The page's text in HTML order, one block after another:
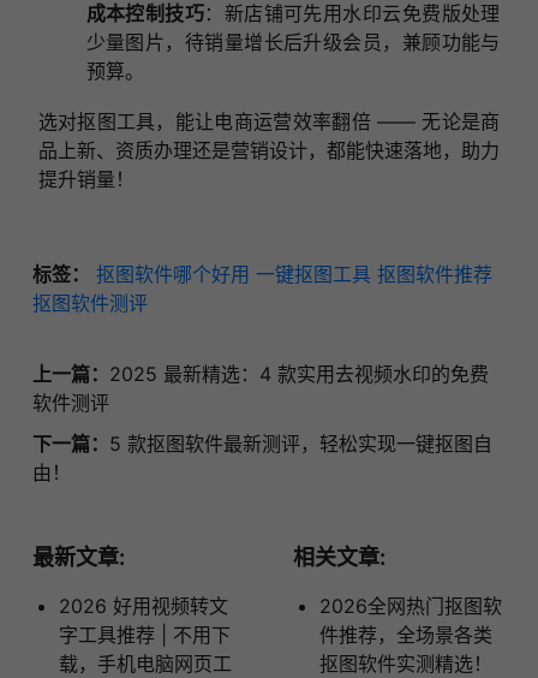
成本控制技巧：新店铺可先用水印云免费版处理
少量图片，待销量增长后升级会员，兼顾功能与
预算。
选对抠图工具，能让电商运营效率翻倍 —— 无论是商
品上新、资质办理还是营销设计，都能快速落地，助力
提升销量！
标签： 抠图软件哪个好用 一键抠图工具 抠图软件推荐
抠图软件测评
上一篇： 2025 最新精选：4 款实用去视频水印的免费
软件测评
下一篇： 5 款抠图软件最新测评，轻松实现一键抠图自
由！
最新文章:
2026 好用视频转文
字工具推荐 | 不用下
载，手机电脑网页工
相关文章:
2026全网热门抠图软
件推荐，全场景各类
抠图软件实测精选！